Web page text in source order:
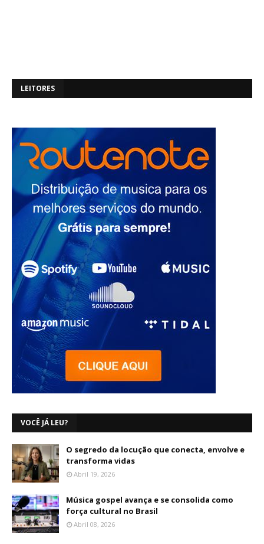
LEITORES
VOCÊ JÁ LEU?
O segredo da locução que conecta, envolve e
transforma vidas
Abril 19, 2026
Música gospel avança e se consolida como
força cultural no Brasil
Abril 08, 2026